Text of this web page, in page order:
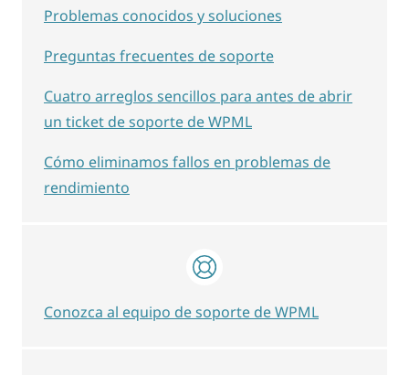
Problemas conocidos y soluciones
Preguntas frecuentes de soporte
Cuatro arreglos sencillos para antes de abrir
un ticket de soporte de WPML
Cómo eliminamos fallos en problemas de
rendimiento
Conozca al equipo de soporte de WPML